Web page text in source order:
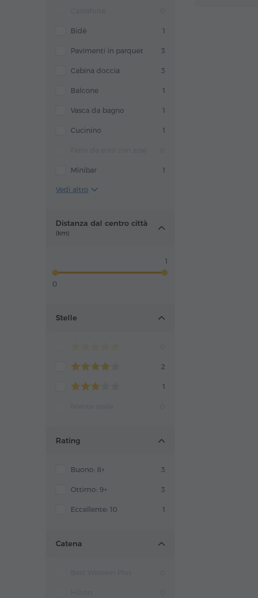
Bidè 1
Pavimenti in parquet 3
Cabina doccia 3
Balcone 1
Vasca da bagno 1
Cucinino 1
Minibar 1
Vedi altro
Distanza dal centro città
(km)
0
1
Stelle
2
1
Rating
Buono: 8+ 3
Ottimo: 9+ 3
Eccellente: 10 1
Catena